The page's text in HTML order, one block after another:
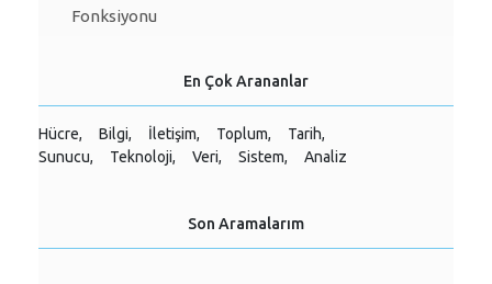
Fonksiyonu
En Çok Arananlar
Hücre, Bilgi, İletişim, Toplum,
Tarih,
Sunucu,
Teknoloji, Veri, Sistem, Analiz
Son Aramalarım